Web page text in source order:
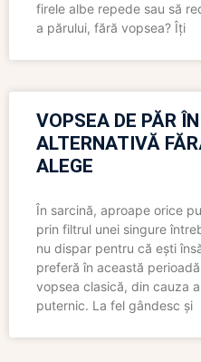
firele albe repede sau să
a părului, fără vopsea? Îți
VOPSEA DE PĂR
ALTERNATIVĂ
ALEGE
În sarcină, aproape orice
prin filtrul unei singure
nu dispar pentru că ești
preferă în această
vopsea clasică, din cauza
puternic. La fel gândesc și